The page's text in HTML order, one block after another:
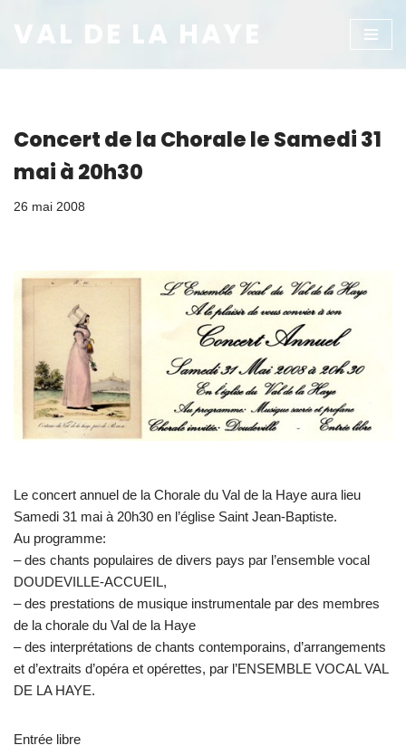
au
VAL DE LA HAYE
Concert de la Chorale le Samedi 31
mai à 20h30
26 mai 2008
Le concert annuel de la Chorale du Val de la Haye aura lieu
Samedi 31 mai à 20h30 en l’église Saint Jean-Baptiste.
Au programme:
– des chants populaires de divers pays par l’ensemble vocal
DOUDEVILLE-ACCUEIL,
– des prestations de musique instrumentale par des membres
de la chorale du Val de la Haye
– des interprétations de chants contemporains, d’arrangements
et d’extraits d’opéra et opérettes, par l’ENSEMBLE VOCAL VAL
DE LA HAYE.
Entrée libre